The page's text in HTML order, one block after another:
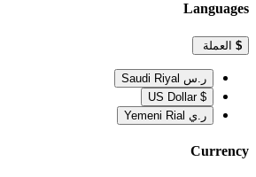
Languages
$ العملة
ر.س Saudi Riyal
$ US Dollar
ر.ي Yemeni Rial
Currency